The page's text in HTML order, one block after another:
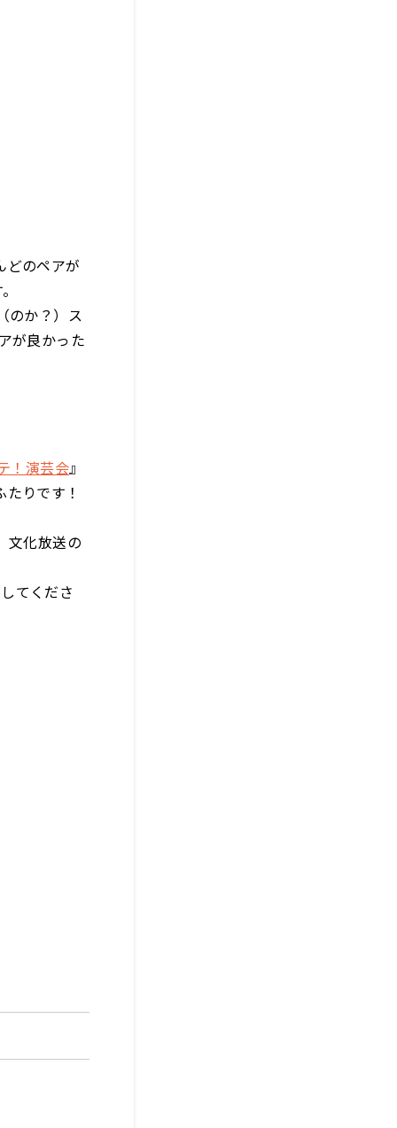
どのペアが
のか？）ス
が良かった
！演芸会』
りです！
文化放送の
てくださ